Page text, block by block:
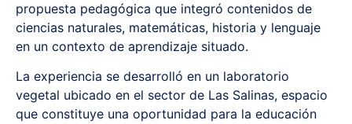
propuesta pedagógica que integró contenidos de
ciencias naturales, matemáticas, historia y lenguaje
en un contexto de aprendizaje situado.
La experiencia se desarrolló en un laboratorio
vegetal ubicado en el sector de Las Salinas, espacio
que constituye una oportunidad para la educación